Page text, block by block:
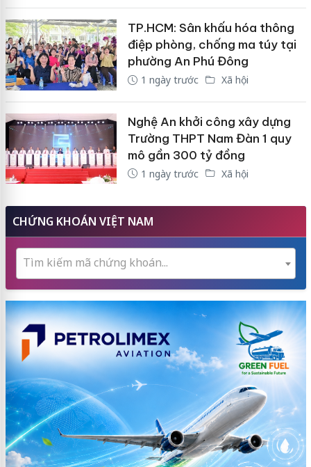
TP.HCM: Sân khấu hóa thông
điệp phòng, chống ma túy tại
phường An Phú Đông
1 ngày trước Xã hội
Nghệ An khởi công xây dựng
Trường THPT Nam Đàn 1 quy
mô gần 300 tỷ đồng
1 ngày trước Xã hội
CHỨNG KHOÁN VIỆT NAM
Tìm kiếm mã chứng khoán...